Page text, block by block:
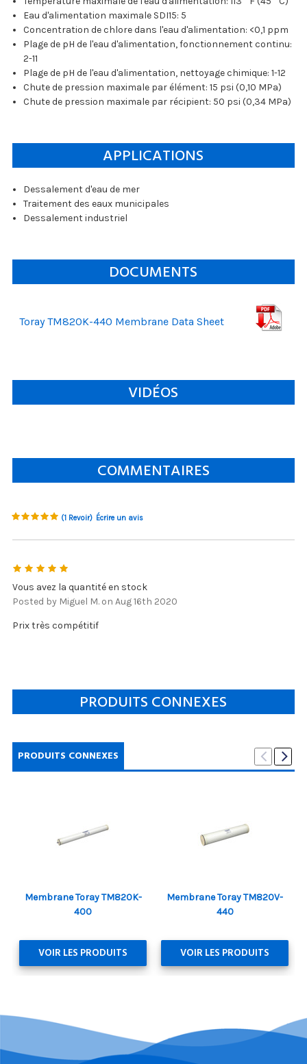
Eau d'alimentation maximale SDI15: 5
Concentration de chlore dans l'eau d'alimentation: <0,1 ppm
Plage de pH de l'eau d'alimentation, fonctionnement continu:
2-11
Plage de pH de l'eau d'alimentation, nettoyage chimique: 1-12
Chute de pression maximale par élément: 15 psi (0,10 MPa)
Chute de pression maximale par récipient: 50 psi (0,34 MPa)
APPLICATIONS
Dessalement d'eau de mer
Traitement des eaux municipales
Dessalement industriel
DOCUMENTS
Toray TM820K-440 Membrane Data Sheet
VIDÉOS
COMMENTAIRES
(1 Revoir) Écrire un avis
Vous avez la quantité en stock
Posted by Miguel M. on Aug 16th 2020
Prix ​​très compétitif
PRODUITS CONNEXES
PRODUITS CONNEXES
Membrane Toray TM820K-
400
VOIR LES PRODUITS
Membrane Toray TM820V-
440
VOIR LES PRODUITS